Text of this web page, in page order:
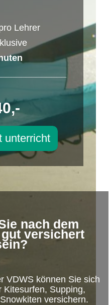
Lehrer
unterricht
nach dem
versichert
VDWS können Sie sich
Kitesurfen, Supping,
versichern.